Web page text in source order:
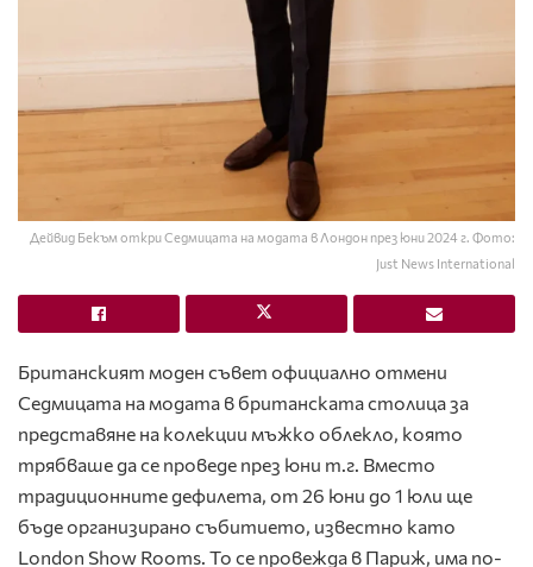
Дейвид Бекъм откри Седмицата на модата в Лондон през юни 2024 г. Фото:
Just News International
Британският моден съвет официално отмени
Седмицата на модата в британската столица за
представяне на колекции мъжко облекло, която
трябваше да се проведе през юни т.г. Вместо
традиционните дефилета, от 26 юни до 1 юли ще
бъде организирано събитието, известно като
London Show Rooms. То се провежда в Париж, има по-